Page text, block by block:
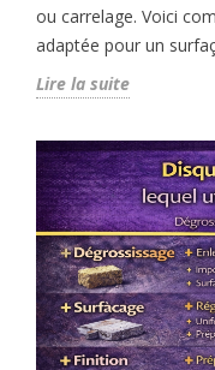
ou carrelage. Voici
adaptée pour un
Lire la suite